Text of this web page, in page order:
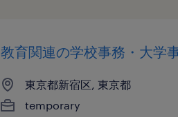
教育関連の学校事務・大学
東京都新宿区, 東京都
temporary